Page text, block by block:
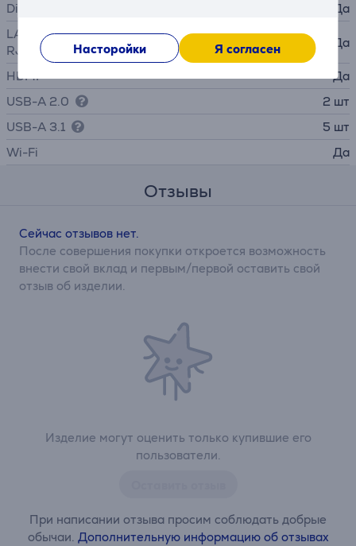
Насторойки Я согласен
DisplayPort
Да
LAN (сетевой интерфейс,
RJ45)
Да
HDMI
Да
USB-A 2.0
2 шт
USB-A 3.1
5 шт
Wi-Fi
Да
Отзывы
Изделие могут оценить только купившие его
пользователи.
При написании отзыва просим соблюдать добрые
обычаи. Дополнительную информацию об отзывах
Сейчас отзывов нет.
После совершения покупки откроется возможность
внести свой вклад и первым/первой оставить свой
отзыв об изделии.